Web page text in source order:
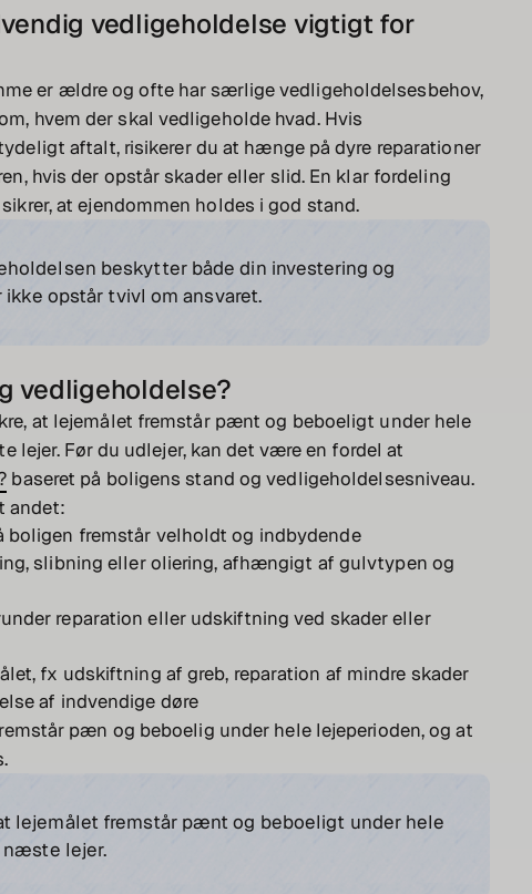
vedligeholdelse vigtigt for
er ældre og ofte har særlige vedligeholdelsesbehov,
hvem der skal vedligeholde hvad. Hvis
aftalt, risikerer du at hænge på dyre reparationer
hvis der opstår skader eller slid. En klar fordeling
at ejendommen holdes i god stand.
beskytter både din investering og
opstår tvivl om ansvaret.
vedligeholdelse?
at lejemålet fremstår pænt og beboeligt under hele
lejer. Før du udlejer, kan det være en fordel at
baseret på boligens stand og vedligeholdelsesniveau.
andet:
fremstår velholdt og indbydende
slibning eller oliering, afhængigt af gulvtypen og
reparation eller udskiftning ved skader eller
fx udskiftning af greb, reparation af mindre skader
af indvendige døre
pæn og beboelig under hele lejeperioden, og at
lejemålet fremstår pænt og beboeligt under hele
næste lejer.